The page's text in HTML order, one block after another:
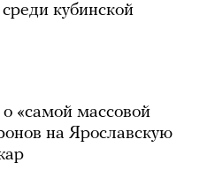
кубинской
«самой массовой
на Ярославскую